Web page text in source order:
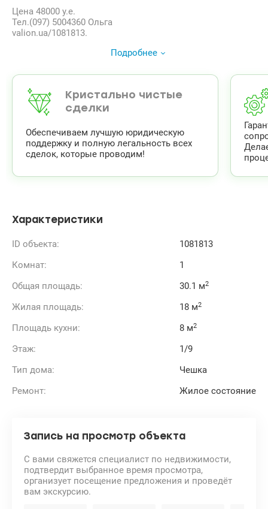
минутах ходьбы от метро Нивки . Квартира светлая ,
теплая. Под ремонт, есть возможность обустроить под
себя. Подьезд чистый , свежий ремонт.
Прекрасно развитая инфраструктура : вся необходимая
для жизни — супермаркеты, магазины, аптеки, детские
Рассматриваем безналичный расчет.
Цена 48000 у.е.
Тел.(097) 5004360 Ольга
valion.ua/1081813.
Подробнее
Кристально чистые
сделки
Обеспечиваем лучшую юридическую
поддержку и полную легальность всех
сделок, которые проводим!
Характеристики
ID объекта:
1081813
Комнат:
1
Общая площадь:
30.1 м2
Жилая площадь: 18 м2
Площадь кухни: 8 м2
Этаж:
1/9
Тип дома:
Чешка
Ремонт:
Жилое состояние
Запись на просмотр объекта
С вами свяжется специалист по недвижимости,
подтвердит выбранное время просмотра,
организует посещение предложения и проведёт
вам экскурсию.